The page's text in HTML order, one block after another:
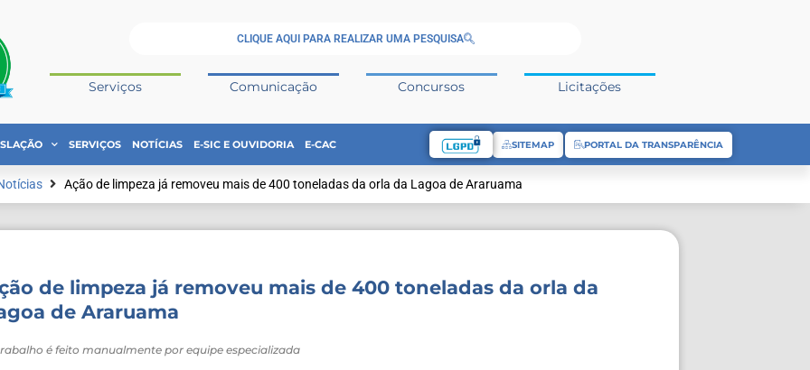
CLIQUE AQUI PARA REALIZAR UMA PESQUISA
Serviços Comunicação Concursos Licitações
SERVIÇOS NOTÍCIAS E-SIC E OUVIDORIA E-CAC SITEMAP PORTAL DA TRANSPARÊNCIA
Ação de limpeza já removeu mais de 400 toneladas da orla da Lagoa de Araruama
de limpeza já removeu mais de 400 toneladas da orla da
de Araruama
é feito manualmente por equipe especializada